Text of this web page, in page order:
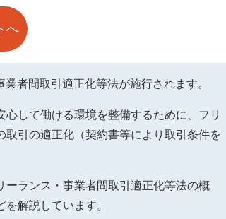
へ
者間取引適正化等法が施行されます。
して働ける環境を整備するために、フリ
引の適正化（契約書等により取引条件を
ランス・事業者間取引適正化等法の概
解説しています。